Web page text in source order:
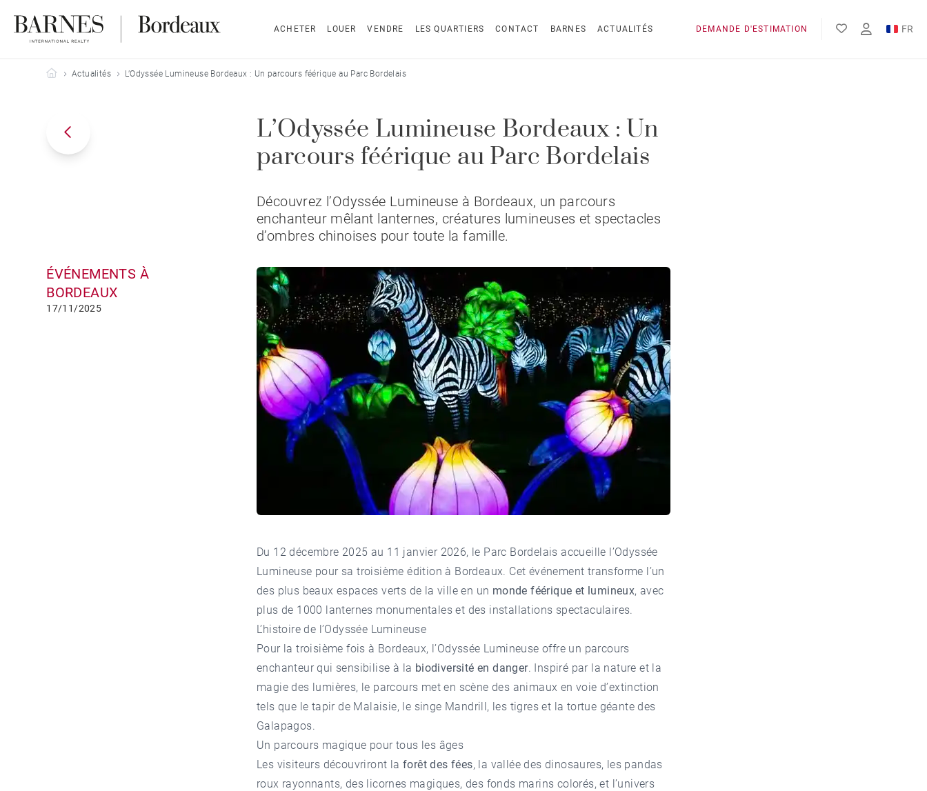
ACHETER LOUER VENDRE LES QUARTIERS CONTACT BARNES ACTUALITÉS DEMANDE D'ESTIMATION
FR
Barnes Bordeaux
Actualités L’Odyssée Lumineuse Bordeaux : Un parcours féérique au Parc Bordelais
ÉVÉNEMENTS À
BORDEAUX
17/11/2025
L’Odyssée Lumineuse Bordeaux : Un
parcours féérique au Parc Bordelais
Découvrez l’Odyssée Lumineuse à Bordeaux, un parcours
enchanteur mêlant lanternes, créatures lumineuses et spectacles
d’ombres chinoises pour toute la famille.
Du 12 décembre 2025 au 11 janvier 2026, le Parc Bordelais accueille l’Odyssée
Lumineuse pour sa troisième édition à Bordeaux. Cet événement transforme l’un
des plus beaux espaces verts de la ville en un monde féérique et lumineux, avec
plus de 1000 lanternes monumentales et des installations spectaculaires.
L’histoire de l’Odyssée Lumineuse
Pour la troisième fois à Bordeaux, l’Odyssée Lumineuse offre un parcours
enchanteur qui sensibilise à la biodiversité en danger. Inspiré par la nature et la
magie des lumières, le parcours met en scène des animaux en voie d’extinction
tels que le tapir de Malaisie, le singe Mandrill, les tigres et la tortue géante des
Galapagos.
Un parcours magique pour tous les âges
Les visiteurs découvriront la forêt des fées, la vallée des dinosaures, les pandas
roux rayonnants, des licornes magiques, des fonds marins colorés, et l’univers